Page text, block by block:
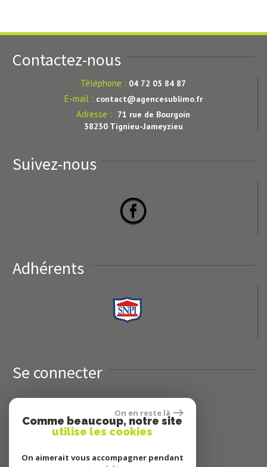
Contactez-nous
Téléphone : 04 72 05 84 87
E-mail : contact@agencesublimo.fr
Adresse :
71 rue de Bourgoin
38230 Tignieu-Jameyzieu
Suivez-nous
Adhérents
Se connecter
Espace propriétaires
On en reste là
Comme beaucoup, notre site
utilise les cookies
On aimerait vous accompagner pendant